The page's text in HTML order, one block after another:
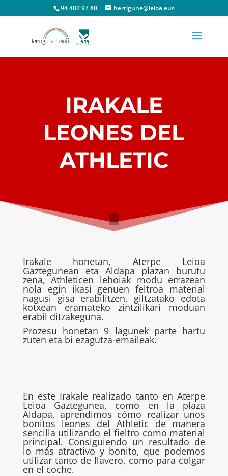
94 402 97 80 herrigune@leioa.eus
IRAKALE
LEONES DEL
ATHLETIC
Irakale honetan, Aterpe Leioa
Gaztegunean eta Aldapa plazan burutu
zena, Athleticen lehoiak modu errazean
nola egin ikasi genuen feltroa material
nagusi gisa erabilitzen, giltzatako edota
kotxean eramateko zintzilikari moduan
erabil ditzakeguna.
Prozesu honetan 9 lagunek parte hartu
zuten eta bi ezagutza-emaileak.
En este Irakale realizado tanto en Aterpe
Leioa Gaztegunea, como en la plaza
Aldapa, aprendimos cómo realizar unos
bonitos leones del Athletic de manera
sencilla utilizando el fieltro como material
principal. Consiguiendo un resultado de
lo más atractivo y bonito, que podemos
utilizar tanto de llavero, como para colgar
en el coche.